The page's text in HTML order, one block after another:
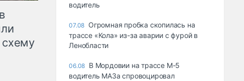
водитель
07.08 Огромная пробка скопилась на
трассе «Кола» из-за аварии с фурой в
Ленобласти
06.08 В Мордовии на трассе М-5
водитель МАЗа спровоцировал